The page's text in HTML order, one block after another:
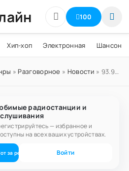
100
Хип-хоп Электронная Шансон
» Разговорное » Новости » 93.9 The Score
радиостанции и
— избранное и
на всех ваших устройствах.
за регистрацию Войти